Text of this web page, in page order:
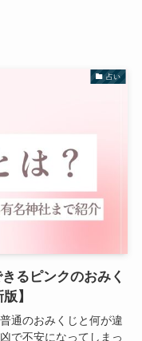
占い
るピンクのおみく
】
通のおみくじと何が違
で不安になってしまっ